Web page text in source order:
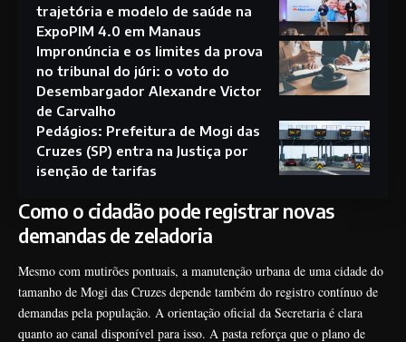
trajetória e modelo de saúde na
ExpoPIM 4.0 em Manaus
Impronúncia e os limites da prova
no tribunal do júri: o voto do
Desembargador Alexandre Victor
de Carvalho
Pedágios: Prefeitura de Mogi das
Cruzes (SP) entra na Justiça por
isenção de tarifas
Como o cidadão pode registrar novas
demandas de zeladoria
Mesmo com mutirões pontuais, a manutenção urbana de uma cidade do
tamanho de Mogi das Cruzes depende também do registro contínuo de
demandas pela população. A orientação oficial da Secretaria é clara
quanto ao canal disponível para isso. A pasta reforça que o plano de